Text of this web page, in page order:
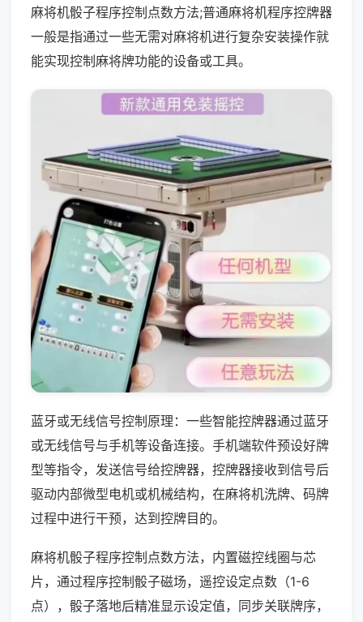
麻将机骰子程序控制点数方法;普通麻将机程序控牌器
一般是指通过一些无需对麻将机进行复杂安装操作就
能实现控制麻将牌功能的设备或工具。
蓝牙或无线信号控制原理：一些智能控牌器通过蓝牙
或无线信号与手机等设备连接。手机端软件预设好牌
型等指令，发送信号给控牌器，控牌器接收到信号后
驱动内部微型电机或机械结构，在麻将机洗牌、码牌
过程中进行干预，达到控牌目的。
麻将机骰子程序控制点数方法，内置磁控线圈与芯
片，通过程序控制骰子磁场，遥控设定点数（1-6
点），骰子落地后精准显示设定值，同步关联牌序，